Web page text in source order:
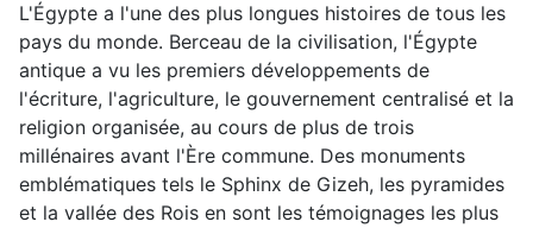
L'Égypte a l'une des plus longues histoires de tous les
pays du monde. Berceau de la civilisation, l'Égypte
antique a vu les premiers développements de
l'écriture, l'agriculture, le gouvernement centralisé et la
religion organisée, au cours de plus de trois
millénaires avant l'Ère commune. Des monuments
emblématiques tels le Sphinx de Gizeh, les pyramides
et la vallée des Rois en sont les témoignages les plus